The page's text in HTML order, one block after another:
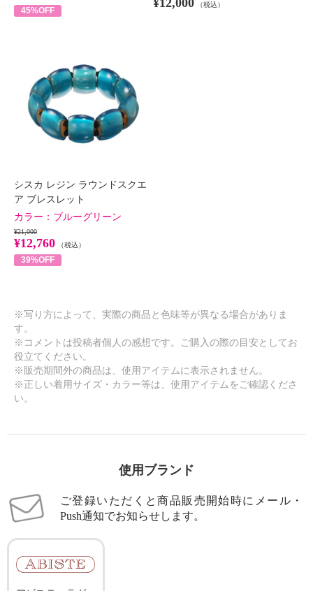
45%OFF
¥12,000 （税込）
シスカ レジン ラウンドスクエ
ア ブレスレット
カラー： ブルーグリーン
¥21,000
¥12,760 （税込）
39%OFF
※写り方によって、実際の商品と色味等が異なる場合がありま
す。
※コメントは投稿者個人の感想です。ご購入の際の目安としてお
役立てください。
※販売期間外の商品は、使用アイテムに表示されません。
※正しい着用サイズ・カラー等は、使用アイテムをご確認くださ
い。
使用ブランド
ご登録いただくと商品販売開始時にメール・
Push通知でお知らせします。